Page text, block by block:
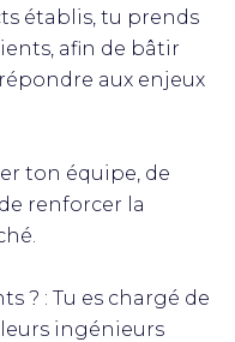
établis, tu prends
afin de bâtir
aux enjeux
ton équipe, de
renforcer la
? : Tu es chargé de
ingénieurs